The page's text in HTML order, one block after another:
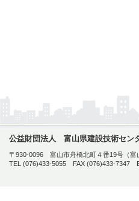
公益財団法人 富山県建設技術セン
〒930-0096 富山市舟橋北町４番19号（富
TEL (076)433-5055 FAX (076)433-7347